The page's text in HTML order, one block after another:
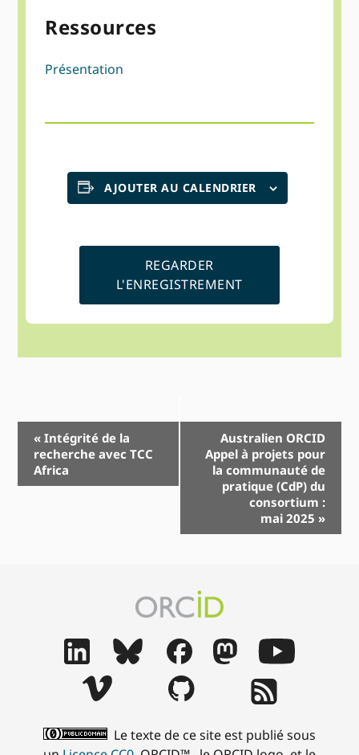
Ressources
Présentation
AJOUTER AU CALENDRIER
REGARDER
L'ENREGISTREMENT
Navigation
Event
« Intégrité de la
recherche avec TCC
Africa
Australien ORCID
Appel à projets pour
la communauté de
pratique (CdP) du
consortium :
mai 2025 »
Le texte de ce site est publié sous